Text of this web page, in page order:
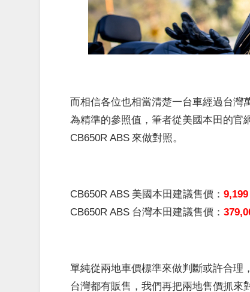
而相信各位也相當清楚一台車經過台灣
為精準的參照值，筆者從美國本田的官
CB650R ABS 來做對照。
CB650R ABS 美國本田建議售價：
CB650R ABS 台灣本田建議售價：
單純從兩地車價標準來做判斷或許合理
台灣都有販售，我們再把兩地售價抓來